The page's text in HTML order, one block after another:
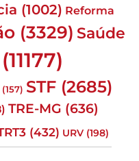
(1002) Reforma
(3329) Saúde
(11177)
(157) STF (2685)
TRE-MG (636)
(432) URV (198)